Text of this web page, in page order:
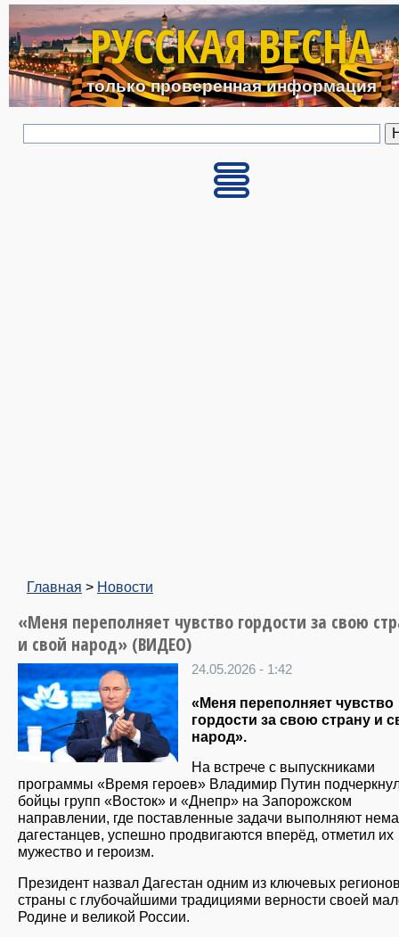
Перейти к основному
РУССКАЯ ВЕСНА
только проверенная информация
Главная > Новости
«Меня переполняет чувство гордости за свою
и свой народ» (ВИДЕО)
24.05.2026 - 1:42
«Меня переполняет чувство
гордости за свою страну и
народ».
На встрече с выпускниками
программы «Время героев» Владимир Путин
бойцы групп «Восток» и «Днепр» на Запорожском
направлении, где поставленные задачи выполняют
дагестанцев, успешно продвигаются вперёд, отметил их
мужество и героизм.
Президент назвал Дагестан одним из ключевых
страны с глубочайшими традициями верности своей
Родине и великой России.